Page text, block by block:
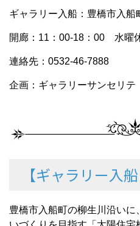
ギャラリー入船：豊橋市入船
開廊：11：00-18：00 水曜
連絡先：0532-46-7888
企画：ギャラリーサンセリ
【ギャラリー入船
豊橋市入船町の柳生川沿いに